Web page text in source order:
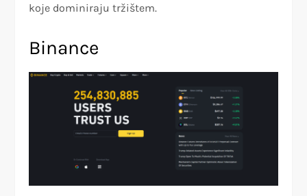
koje dominiraju tržištem.
Binance